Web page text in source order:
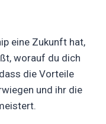
eine Zukunft hat,
worauf du dich
die Vorteile
und ihr die